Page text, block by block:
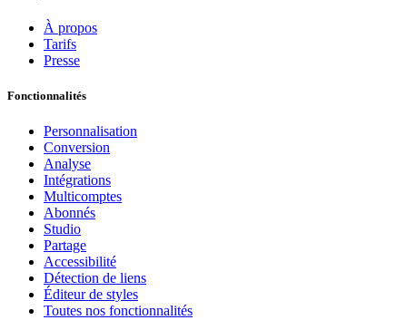
À propos
Tarifs
Presse
Fonctionnalités
Personnalisation
Conversion
Analyse
Intégrations
Multicomptes
Abonnés
Studio
Partage
Accessibilité
Détection de liens
Éditeur de styles
Toutes nos fonctionnalités